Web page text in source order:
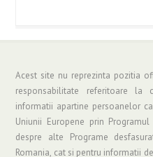
Acest site nu reprezinta pozitia
responsabilitate referitoare la
informatii apartine persoanelor
Uniunii Europene prin
despre alte Programe
Romania, cat si pentru informatii